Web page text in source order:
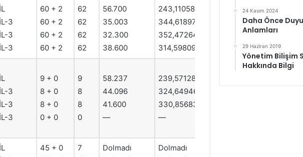
3
3
3
60 + 2
60 + 2
60 + 2
60 + 2
62
62
62
62
56.700
35.003
32.300
38.600
243,11058
344,61897
352,47264
314,59809
3
3
3
9 + 0
8 + 0
8 + 0
0 + 0
9
8
8
0
58.237
44.096
41.600
—
239,57128
324,64946
330,85683
—
45 + 0
7
Dolmadı
Dolmadı
24 Kasım 2024
Daha Önce
Anlamları
29 Haziran 2019
Yönetim Bilişim
Hakkında Bilgi